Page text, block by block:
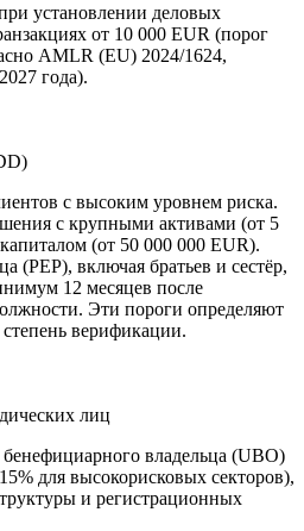
установлении деловых
от 10 000 EUR (порог
AMLR (EU) 2024/1624,
года).
с высоким уровнем риска.
с крупными активами (от 5
(от 50 000 000 EUR).
(PEP), включая братьев и сестёр,
12 месяцев после
Эти пороги определяют
верификации.
лиц
владельца (UBO)
для высокорисковых секторов),
и регистрационных